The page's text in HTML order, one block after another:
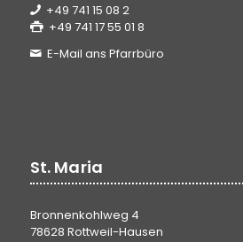
+49 741 15 08 2
+49 741 17 55 01 8
E-Mail ans Pfarrbüro
St. Maria
Bronnenkohlweg 4
78628 Rottweil-Hausen